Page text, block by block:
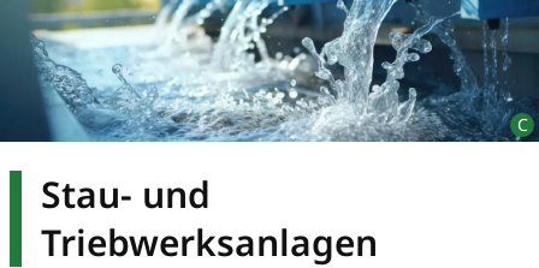
Stau- und
Triebwerksanlagen